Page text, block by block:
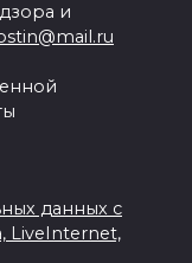
и
данных с
LiveInternet,